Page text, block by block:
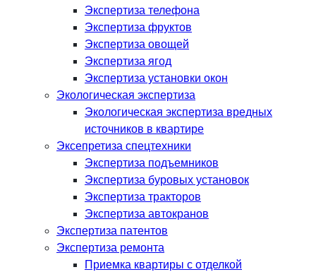
Экспертиза телефона
Экспертиза фруктов
Экспертиза овощей
Экспертиза ягод
Экспертиза установки окон
Экологическая экспертиза
Экологическая экспертиза вредных
источников в квартире
Эксепретиза спецтехники
Экспертиза подъемников
Экспертиза буровых установок
Экспертиза тракторов
Экспертиза автокранов
Экспертиза патентов
Экспертиза ремонта
Приемка квартиры с отделкой